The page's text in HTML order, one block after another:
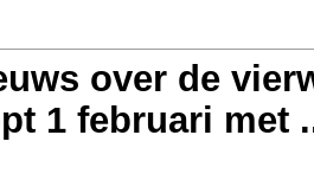
over de
1 februari met